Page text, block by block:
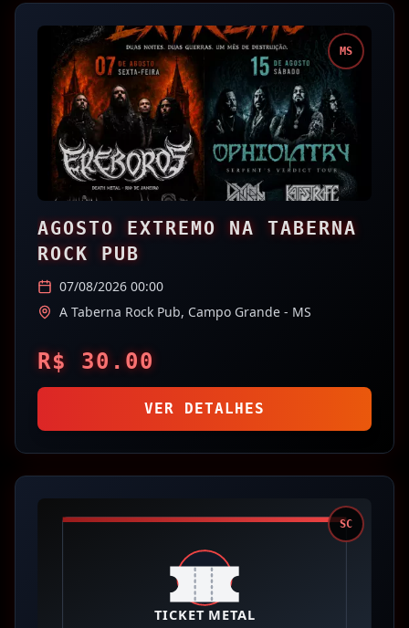
MS
AGOSTO EXTREMO NA TABERNA
ROCK PUB
07/08/2026 00:00
A Taberna Rock Pub, Campo Grande - MS
R$ 30.00
VER DETALHES
SC